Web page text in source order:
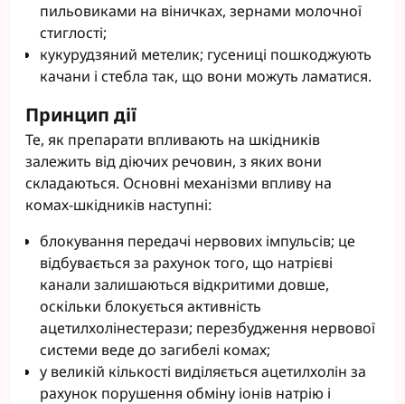
пильовиками на віничках, зернами молочної
стиглості;
кукурудзяний метелик; гусениці пошкоджують
качани і стебла так, що вони можуть ламатися.
Принцип дії
Те, як препарати впливають на шкідників
залежить від діючих речовин, з яких вони
складаються. Основні механізми впливу на
комах-шкідників наступні:
блокування передачі нервових імпульсів; це
відбувається за рахунок того, що натрієві
канали залишаються відкритими довше,
оскільки блокується активність
ацетилхолінестерази; перезбудження нервової
системи веде до загибелі комах;
у великій кількості виділяється ацетилхолін за
рахунок порушення обміну іонів натрію і